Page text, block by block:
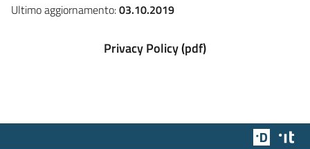
Ultimo aggiornamento:03.10.2019
Privacy Policy (pdf)
Team